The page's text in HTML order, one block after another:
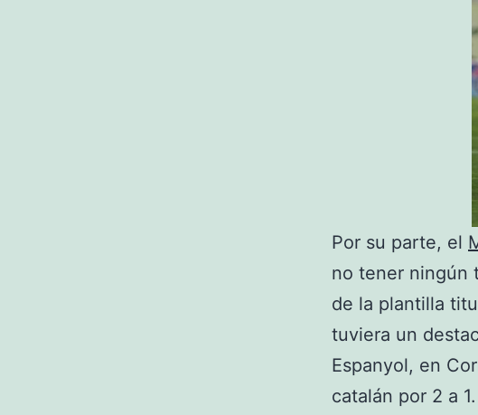
Por su parte, el
no tener ningún
de la plantilla
tuviera un
Espanyol, en
catalán por 2 a 1.